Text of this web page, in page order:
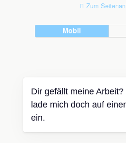
Zum
Mobil
Dir gefällt meine Arbeit?
lade mich doch auf
ein.